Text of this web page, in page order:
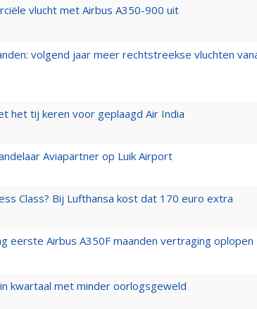
vlucht met Airbus A350-900 uit
volgend jaar meer rechtstreekse vluchten
het tij keren voor geplaagd Air India
Aviapartner op Luik Airport
Class? Bij Lufthansa kost dat 170 euro extra
eerste Airbus A350F maanden vertraging oplopen
kwartaal met minder oorlogsgeweld